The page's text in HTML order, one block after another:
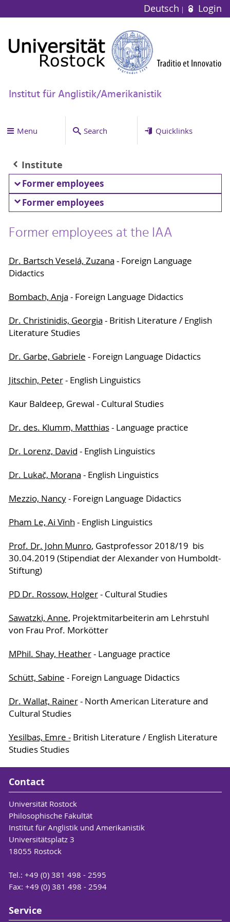
Deutsch Login
Institut für Anglistik/Amerikanistik
Menu Search Quicklinks
Institute
Former employees
Former employees
Former employees at the IAA
Dr. Bartsch Veselá, Zuzana - Foreign Language
Didactics
Bombach, Anja - Foreign Language Didactics
Dr. Christinidis, Georgia - British Literature / English
Literature Studies
Dr. Garbe, Gabriele - Foreign Language Didactics
Jitschin, Peter- English Linguistics
Kaur Baldeep, Grewal - Cultural Studies
Dr. des. Klumm, Matthias- Language practice
Dr. Lorenz, David - English Linguistics
Dr. Lukač, Morana - English Linguistics
Mezzio, Nancy- Foreign Language Didactics
Pham Le, Ai Vinh - English Linguistics
Prof. Dr. John Munro, Gastprofessor 2018/19 bis
30.04.2019 (Stipendiat der Alexander von Humboldt-
Stiftung)
PD Dr. Rossow, Holger- Cultural Studies
Sawatzki, Anne, Projektmitarbeiterin am Lehrstuhl
von Frau Prof. Morkötter
MPhil. Shay, Heather- Language practice
Schütt, Sabine - Foreign Language Didactics
Dr. Wallat, Rainer- North American Literature and
Cultural Studies
Yesilbas, Emre -British Literature / English Literature
Studies Studies
Contact
Universität Rostock
Philosophische Fakultät
Institut für Anglistik und Amerikanistik
Universitätsplatz 3
18055 Rostock
Tel.: +49 (0) 381 498 - 2595
Fax: +49 (0) 381 498 - 2594
Service